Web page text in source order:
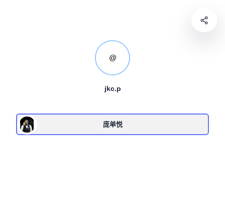
@
jkc.p
庞单悦